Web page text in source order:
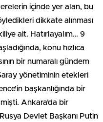
içinde yer alan, bu
dikkate alınması
ait. Hatırlayalım… 9
konu hızlıca
bir numaralı gündem
yönetiminin etekleri
başkanlığında bir
Ankara’da bir
Devlet Başkanı Putin